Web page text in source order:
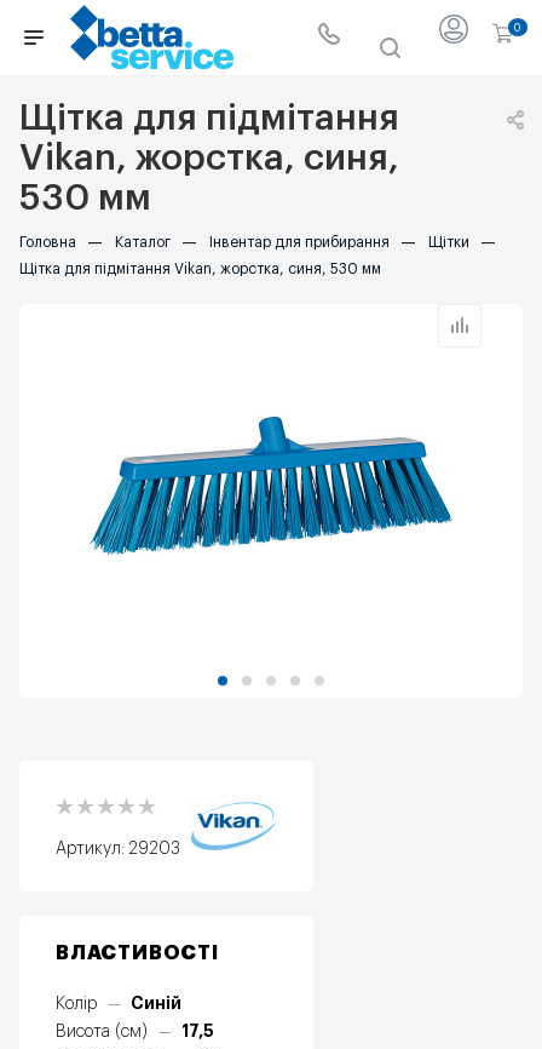
0
Щітка для підмітання
Vikan, жорстка, синя,
530 мм
Головна — Каталог — Інвентар для прибирання — Щітки —
Щітка для підмітання Vikan, жорстка, синя, 530 мм
Артикул: 29203
ВЛАСТИВОСТІ
Колір —
Синій
Висота (см)
—
17,5